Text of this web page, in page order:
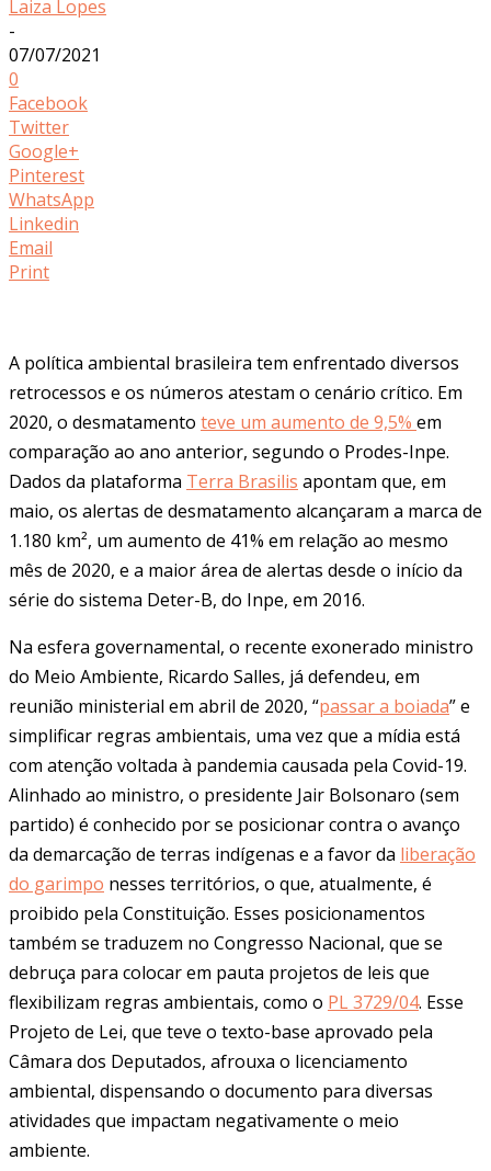
Laiza Lopes
-
07/07/2021
0
Facebook
Twitter
Google+
Pinterest
WhatsApp
Linkedin
Email
Print
A política ambiental brasileira tem enfrentado diversos
retrocessos e os números atestam o cenário crítico. Em
2020, o desmatamento teve um aumento de 9,5% em
comparação ao ano anterior, segundo o Prodes-Inpe.
Dados da plataforma Terra Brasilis apontam que, em
maio, os alertas de desmatamento alcançaram a marca de
1.180 km², um aumento de 41% em relação ao mesmo
mês de 2020, e a maior área de alertas desde o início da
série do sistema Deter-B, do Inpe, em 2016.
Na esfera governamental, o recente exonerado ministro
do Meio Ambiente, Ricardo Salles, já defendeu, em
reunião ministerial em abril de 2020, “passar a boiada” e
simplificar regras ambientais, uma vez que a mídia está
com atenção voltada à pandemia causada pela Covid-19.
Alinhado ao ministro, o presidente Jair Bolsonaro (sem
partido) é conhecido por se posicionar contra o avanço
da demarcação de terras indígenas e a favor da liberação
do garimpo nesses territórios, o que, atualmente, é
proibido pela Constituição. Esses posicionamentos
também se traduzem no Congresso Nacional, que se
debruça para colocar em pauta projetos de leis que
flexibilizam regras ambientais, como o PL 3729/04. Esse
Projeto de Lei, que teve o texto-base aprovado pela
Câmara dos Deputados, afrouxa o licenciamento
ambiental, dispensando o documento para diversas
atividades que impactam negativamente o meio
ambiente.